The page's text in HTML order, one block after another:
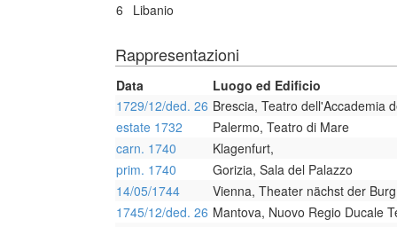
6
Libanio
Rappresentazioni
Data
Luogo ed Edificio
1729/12/ded. 26 Brescia, Teatro dell'Accademia
estate 1732
Palermo, Teatro di Mare
carn. 1740
Klagenfurt,
prim. 1740
Gorizia, Sala del Palazzo
14/05/1744
Vienna, Theater nächst der
1745/12/ded. 26 Mantova, Nuovo Regio Ducale